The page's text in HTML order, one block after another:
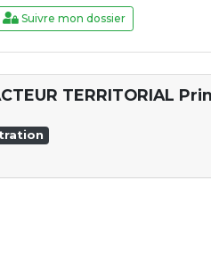
Suivre mon dossier
TERRITORIAL